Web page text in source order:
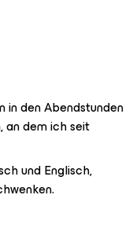
in den Abendstunden
an dem ich seit
und Englisch,